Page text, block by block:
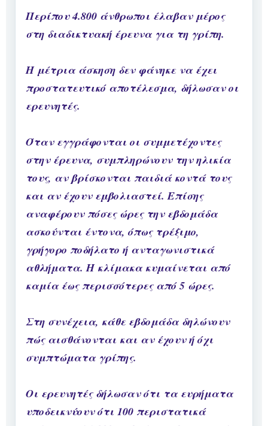
Περίπου 4.800 άνθρωποι έλαβαν μέρος
στη διαδικτυακή έρευνα για τη γρίπη.
Η μέτρια άσκηση δεν φάνηκε να έχει
προστατευτικό αποτέλεσμα, δήλωσαν οι
ερευνητές.
Όταν εγγράφονται οι συμμετέχοντες
στην έρευνα, συμπληρώνουν την ηλικία
τους, αν βρίσκονται παιδιά κοντά τους
και αν έχουν εμβολιαστεί. Επίσης
αναφέρουν πόσες ώρες την εβδομάδα
ασκούνται έντονα, όπως τρέξιμο,
γρήγορο ποδήλατο ή ανταγωνιστικά
αθλήματα. Η κλίμακα κυμαίνεται από
καμία έως περισσότερες από 5 ώρες.
Στη συνέχεια, κάθε εβδομάδα δηλώνουν
πώς αισθάνονται και αν έχουν ή όχι
συμπτώματα γρίπης.
Οι ερευνητές δήλωσαν ότι τα ευρήματα
υποδεικνύουν ότι 100 περιστατικά